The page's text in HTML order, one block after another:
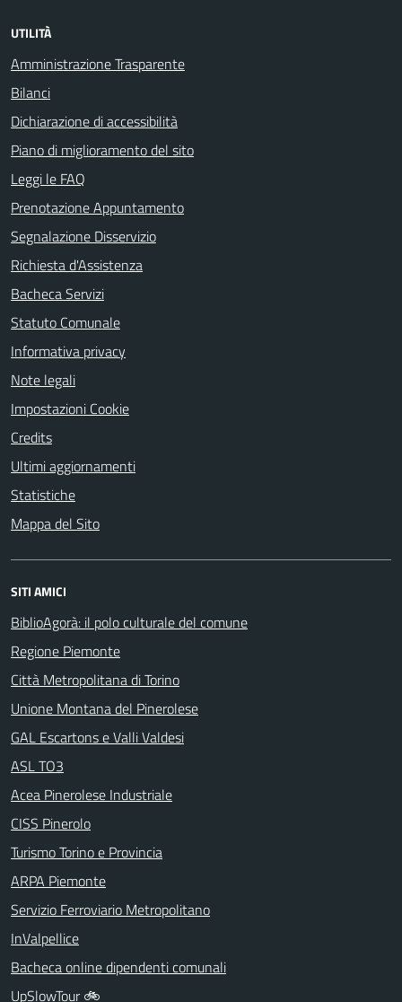
UTILITÀ
Amministrazione Trasparente
Bilanci
Dichiarazione di accessibilità
Piano di miglioramento del sito
Leggi le FAQ
Prenotazione Appuntamento
Segnalazione Disservizio
Richiesta d'Assistenza
Bacheca Servizi
Statuto Comunale
Informativa privacy
Note legali
Impostazioni Cookie
Credits
Ultimi aggiornamenti
Statistiche
Mappa del Sito
SITI AMICI
BiblioAgorà: il polo culturale del comune
Regione Piemonte
Città Metropolitana di Torino
Unione Montana del Pinerolese
GAL Escartons e Valli Valdesi
ASL TO3
Acea Pinerolese Industriale
CISS Pinerolo
Turismo Torino e Provincia
ARPA Piemonte
Servizio Ferroviario Metropolitano
InValpellice
Bacheca online dipendenti comunali
UpSlowTour 🚲